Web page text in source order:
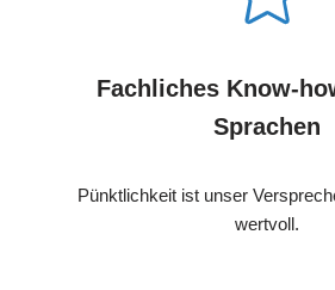
Fachliches Know-
Sprachen
Pünktlichkeit ist unser
wertvoll.